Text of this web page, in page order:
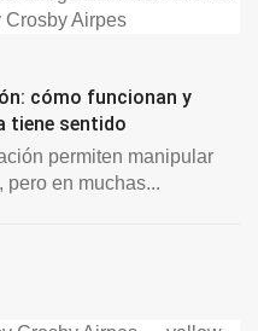
cómo funcionan y
tiene sentido
permiten manipular
en muchas...